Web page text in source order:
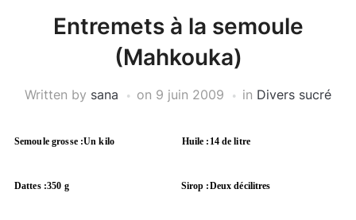
Entremets à la semoule
(Mahkouka)
Written by sana on 9 juin 2009 in Divers sucré
Semoule grosse :Un kilo Huile :14 de litre
Dattes :350 g Sirop :Deux décilitres